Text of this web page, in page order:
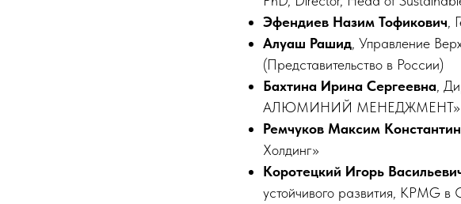
Эфендиев Назим Тофикович,
Алуаш Рашид, Управление
(Представительство в России)
Бахтина Ирина Сергеевна,
АЛЮМИНИЙ МЕНЕДЖМЕНТ»
Ремчуков Максим
Холдинг»
Коротецкий Игорь
устойчивого развития, KPMG в